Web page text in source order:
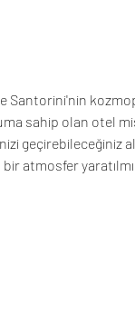
Santorini'nin
sahip olan otel
geçirebileceğiniz
bir atmosfer